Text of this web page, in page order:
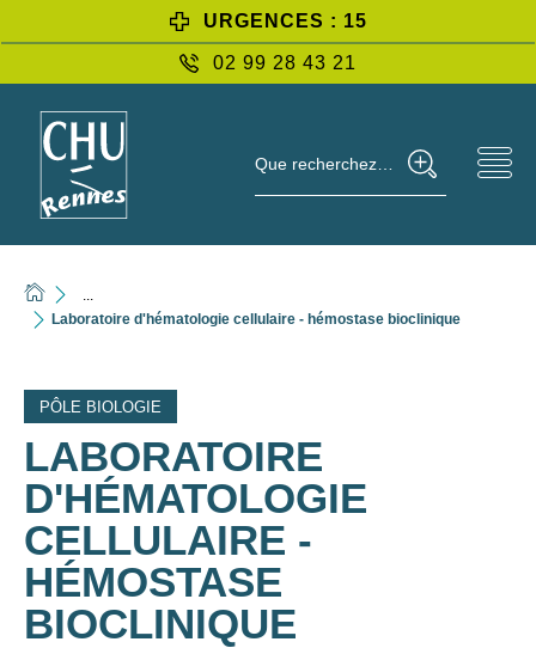
URGENCES : 15
02 99 28 43 21
Que recherchez-vous ?
Laboratoire d'hématologie cellulaire - hémostase bioclinique
PÔLE BIOLOGIE
LABORATOIRE
D'HÉMATOLOGIE
CELLULAIRE -
HÉMOSTASE
BIOCLINIQUE